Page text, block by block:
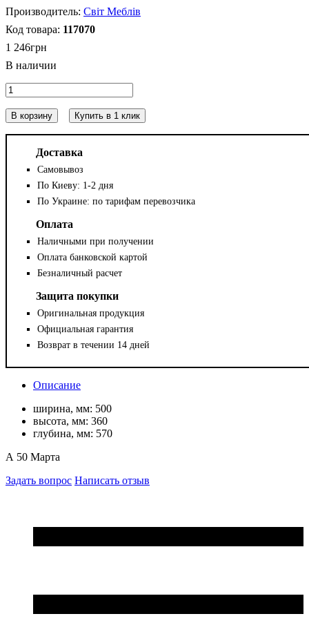
Світ Меблів
117070
1 246грн
В корзину Купить в 1 клик
Доставка
Самовывоз
По Киеву: 1-2 дня
По Украине: по тарифам перевозчика
Оплата
Наличными при получении
Оплата банковской картой
Безналичный расчет
Защита покупки
Оригинальная продукция
Официальная гарантия
Возврат в течении 14 дней
Описание
ширина, мм: 500
высота, мм: 360
глубина, мм: 570
А 50 Марта
Задать вопрос Написать отзыв